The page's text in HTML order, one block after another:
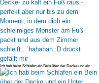
Ich hab beim Schlafen ein Bein über der Decke und ein
Unter damit mir ni